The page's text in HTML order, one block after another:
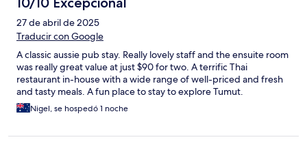
27 de abril de 2025
Traducir con Google
A classic aussie pub stay. Really lovely staff and the ensuite room
was really great value at just $90 for two. A terrific Thai
restaurant in-house with a wide range of well-priced and fresh
and tasty meals. A fun place to stay to explore Tumut.
Nigel, se hospedó 1 noche